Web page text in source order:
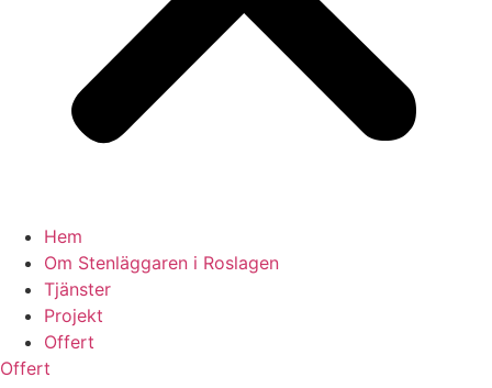
Hem
Om Stenläggaren i Roslagen
Tjänster
Projekt
Offert
Offert